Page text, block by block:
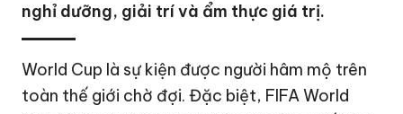
nghỉ dưỡng, giải trí và ẩm thực giá trị.
World Cup là sự kiện được người hâm mộ trên
toàn thế giới chờ đợi. Đặc biệt, FIFA World